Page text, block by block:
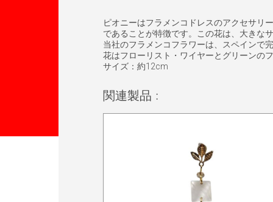
ピオニーはフラメンコドレスのアクセサリ
であることが特徴です。この花は、大きな
当社のフラメンコフラワーは、スペインで
花はフローリスト・ワイヤーとグリーンの
サイズ：約12cm
関連製品 :